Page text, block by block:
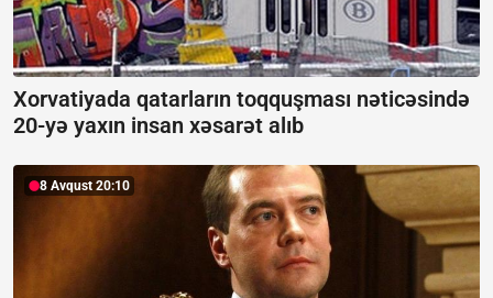
Xorvatiyada qatarların toqquşması nəticəsində
20-yə yaxın insan xəsarət alıb
8 Avqust 20:10